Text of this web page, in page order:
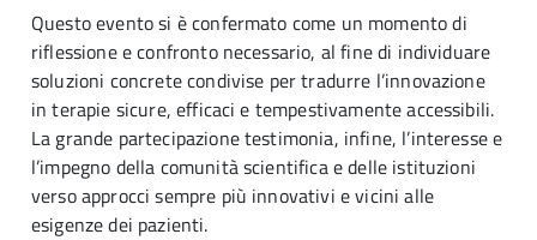
Questo evento si è confermato come un momento di
riflessione e confronto necessario, al fine di individuare
soluzioni concrete condivise per tradurre l’innovazione
in terapie sicure, efficaci e tempestivamente accessibili.
La grande partecipazione testimonia, infine, l’interesse e
l’impegno della comunità scientifica e delle istituzioni
verso approcci sempre più innovativi e vicini alle
esigenze dei pazienti.